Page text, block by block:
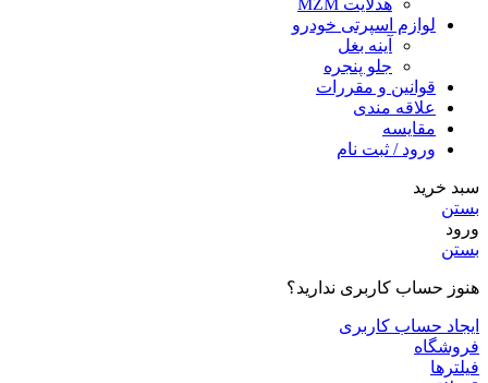
لوازم اسپرتی خودرو
آینه بغل
جلو پنجره
قوانین و مقررات
علاقه مندی
مقایسه
ورود / ثبت نام
سبد خرید
بستن
ورود
بستن
هنوز حساب کاربری ندارید؟
ایجاد حساب کاربری
فروشگاه
فیلترها